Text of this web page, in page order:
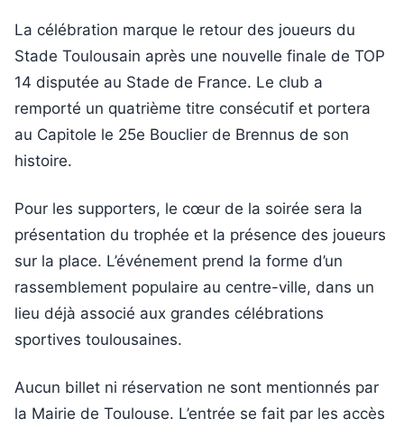
La célébration marque le retour des joueurs du
Stade Toulousain après une nouvelle finale de TOP
14 disputée au Stade de France. Le club a
remporté un quatrième titre consécutif et portera
au Capitole le 25e Bouclier de Brennus de son
histoire.
Pour les supporters, le cœur de la soirée sera la
présentation du trophée et la présence des joueurs
sur la place. L’événement prend la forme d’un
rassemblement populaire au centre-ville, dans un
lieu déjà associé aux grandes célébrations
sportives toulousaines.
Aucun billet ni réservation ne sont mentionnés par
la Mairie de Toulouse. L’entrée se fait par les accès